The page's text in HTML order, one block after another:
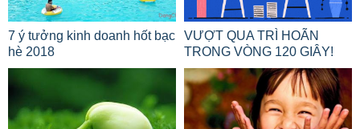
7 ý tưởng kinh doanh hốt bạc
hè 2018
VƯỢT QUA TRÌ HOÃN
TRONG VÒNG 120 GIÂY!